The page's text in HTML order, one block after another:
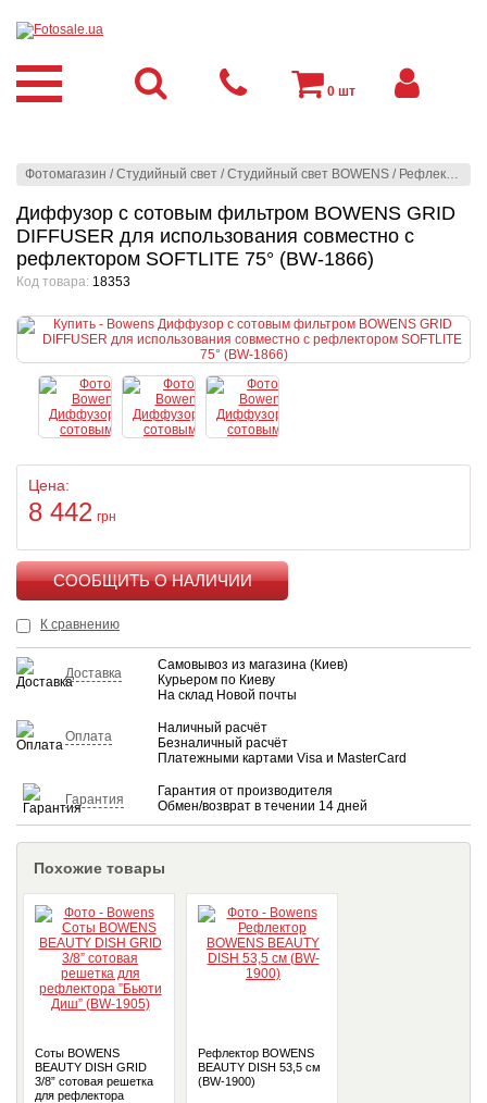
Фотомагазин /Студийный свет /Студийный свет BOWENS / Рефлекторы
Диффузор с сотовым фильтром BOWENS GRID
DIFFUSER для использования совместно с
рефлектором SOFTLITE 75° (BW-1866)
Код товара: 18353
Цена:
8 442 грн
К сравнению
Доставка
Самовывоз из магазина (Киев)
Курьером по Киеву
На склад Новой почты
Оплата
Наличный расчёт
Безналичный расчёт
Платежными картами Visa и MasterCard
Гарантия
Гарантия от производителя
Обмен/возврат в течении 14 дней
Похожие товары
Соты BOWENS
BEAUTY DISH GRID
3/8” сотовая решетка
для рефлектора
Рефлектор BOWENS
BEAUTY DISH 53,5 см
(BW-1900)
0 шт